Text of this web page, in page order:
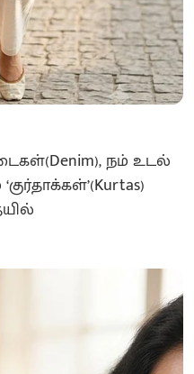
நம் உடல்